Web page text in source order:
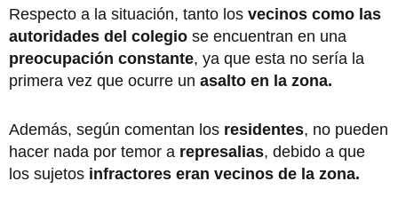
Respecto a la situación, tanto los vecinos como las
autoridades del colegio se encuentran en una
preocupación constante, ya que esta no sería la
primera vez que ocurre un asalto en la zona.
Además, según comentan los residentes, no pueden
hacer nada por temor a represalias, debido a que
los sujetos infractores eran vecinos de la zona.